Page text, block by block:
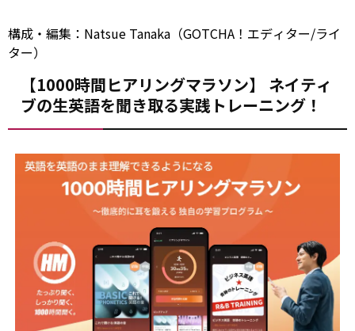
構成・編集：Natsue Tanaka（GOTCHA！エディター/ライ
ター）
【1000時間ヒアリングマラソン】 ネイティ
ブの生英語を聞き取る実践トレーニング！